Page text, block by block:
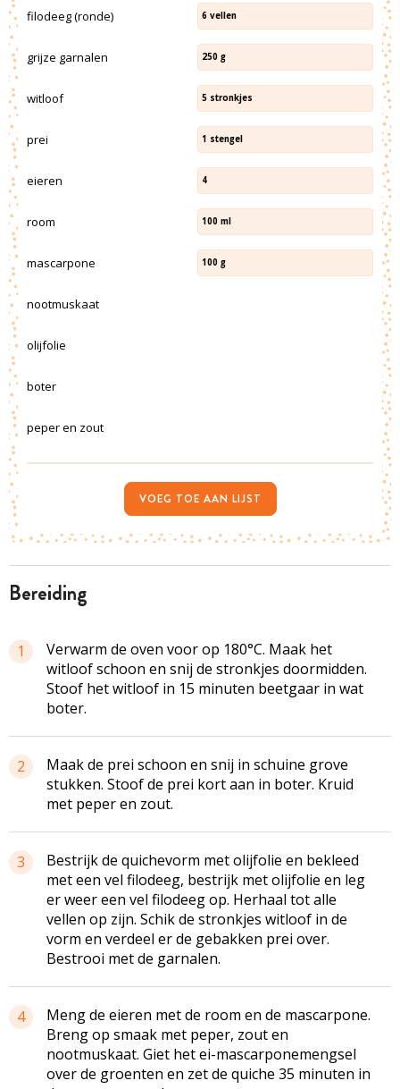
bereiding
1
Verwarm de oven voor op 180°C. Maak het
witloof schoon en snij de stronkjes doormidden.
Stoof het witloof in 15 minuten beetgaar in wat
boter.
2
Maak de prei schoon en snij in schuine grove
stukken. Stoof de prei kort aan in boter. Kruid
met peper en zout.
3
Bestrijk de quichevorm met olijfolie en bekleed
met een vel filodeeg, bestrijk met olijfolie en leg
er weer een vel filodeeg op. Herhaal tot alle
vellen op zijn. Schik de stronkjes witloof in de
vorm en verdeel er de gebakken prei over.
Bestrooi met de garnalen.
4
Meng de eieren met de room en de mascarpone.
Breng op smaak met peper, zout en
nootmuskaat. Giet het ei-mascarponemengsel
over de groenten en zet de quiche 35 minuten in
filodeeg (ronde) 6 vellen
grijze garnalen 250 g
witloof 5 stronkjes
prei 1 stengel
eieren 4
room 100 ml
mascarpone 100 g
nootmuskaat
olijfolie
boter
peper en zout
VOEG TOE AAN LIJST